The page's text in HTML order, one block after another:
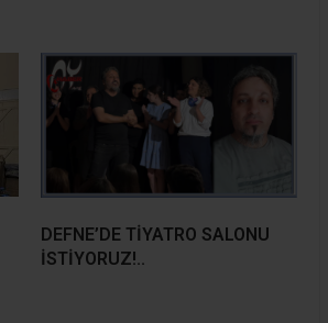
DEFNE’DE TİYATRO SALONU
İSTİYORUZ!..